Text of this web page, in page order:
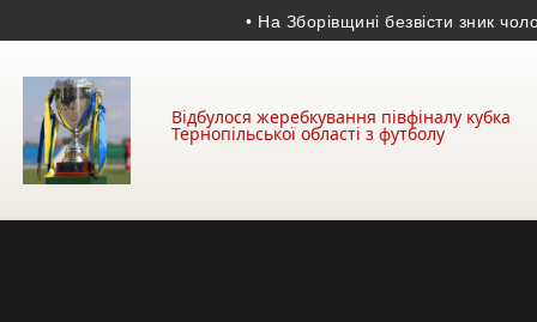
• На Зборівщині безвісти зник
Відбулося жеребкування півфіналу кубка
Тернопільської області з футболу